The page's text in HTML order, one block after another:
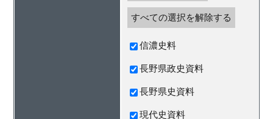
すべての選択を解除する
信濃史料
長野県政史資料
長野県史資料
現代史資料